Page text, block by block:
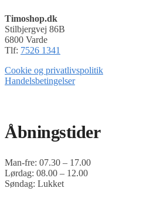
Timoshop.dk
Stilbjergvej 86B
6800 Varde
Tlf: 7526 1341
Cookie og privatlivspolitik
Handelsbetingelser
Åbningstider
Man-fre: 07.30 – 17.00
Lørdag: 08.00 – 12.00
Søndag: Lukket